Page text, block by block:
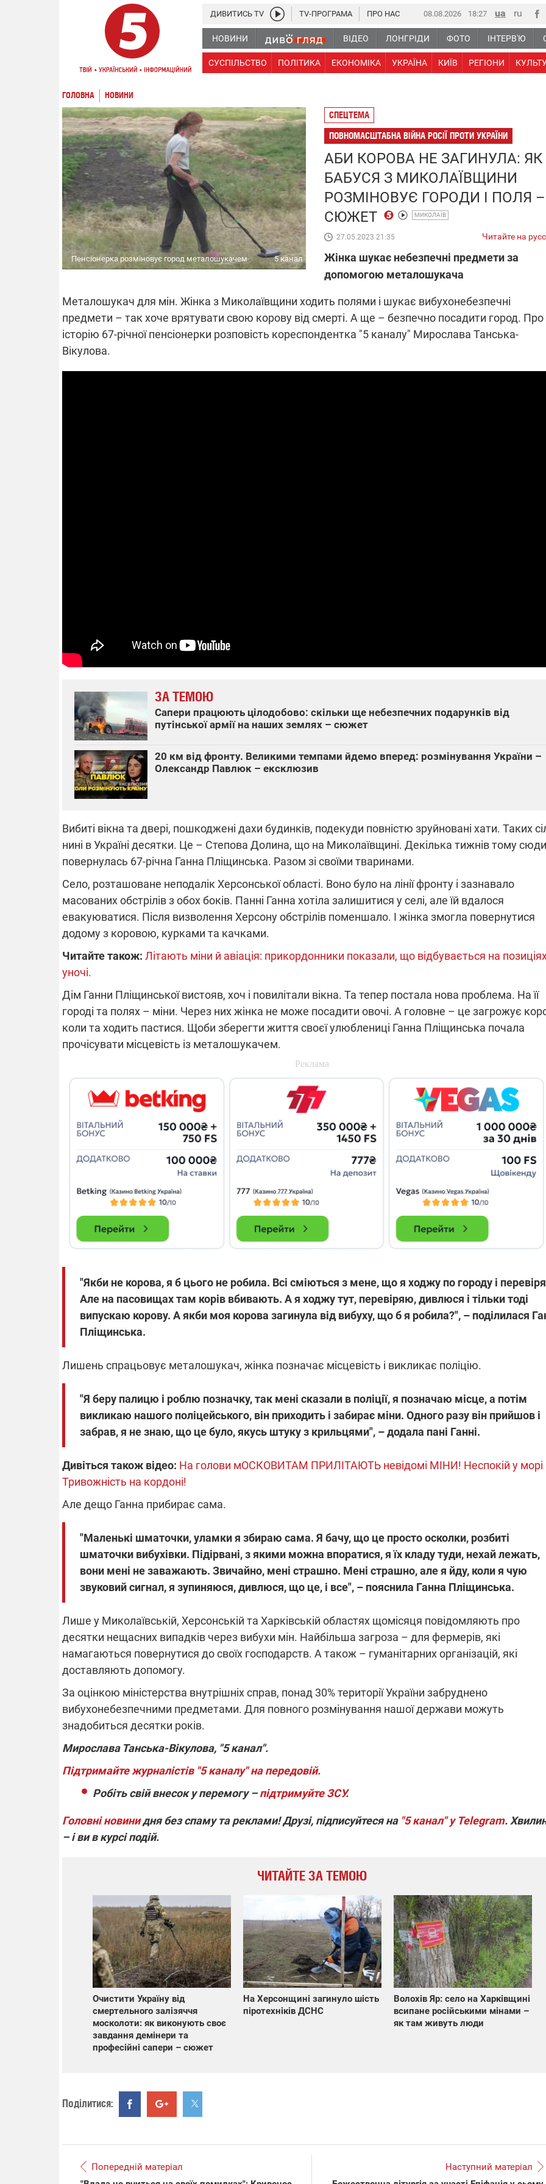
08.08.2026 18:27
НОВИНИ ВІДЕО ЛОНГРІДИ ФОТО ІНТЕРВ'Ю
СУСПІЛЬСТВО ПОЛІТИКА ЕКОНОМІКА УКРАЇНА КИЇВ РЕГІОНИ
ДИВИТИСЬ TV TV-ПРОГРАМА ПРО НАС
ГОЛОВНА НОВИНИ
Пенсіонерка розміновує город металошукачем 5 канал
СПЕЦТЕМА
ПОВНОМАСШТАБНА ВІЙНА РОСІЇ ПРОТИ УКРАЇНИ
АБИ КОРОВА НЕ ЗАГИНУЛА: ЯК
БАБУСЯ З МИКОЛАЇВЩИНИ
РОЗМІНОВУЄ ГОРОДИ І ПОЛЯ –
СЮЖЕТ
МИКОЛАЇВ
27.05.2023 21:35 Читайте на
Жінка шукає небезпечні предмети за
допомогою металошукача
Металошукач для мін. Жінка з Миколаївщини ходить полями і шукає вибухонебезпечні
предмети – так хоче врятувати свою корову від смерті. А ще – безпечно посадити город. Про
історію 67-річної пенсіонерки розповість кореспондентка "5 каналу" Мирослава Танська-
Вікулова.
ЗА ТЕМОЮ
Сапери працюють цілодобово: скільки ще небезпечних подарунків від
путінської армії на наших землях – сюжет
20 км від фронту. Великими темпами йдемо вперед: розмінування України –
Олександр Павлюк – ексклюзив
Вибиті вікна та двері, пошкоджені дахи будинків, подекуди повністю зруйновані хати. Таких
нині в Україні десятки. Це – Степова Долина, що на Миколаївщині. Декілька тижнів тому сюди
повернулась 67-річна Ганна Пліщинська. Разом зі своїми тваринами.
Село, розташоване неподалік Херсонської області. Воно було на лінії фронту і зазнавало
масованих обстрілів з обох боків. Панні Ганна хотіла залишитися у селі, але їй вдалося
евакуюватися. Після визволення Херсону обстрілів поменшало. І жінка змогла повернутися
додому з коровою, курками та качками.
Читайте також: Літають міни й авіація: прикордонники показали, що відбувається на
уночі.
Дім Ганни Пліщинської вистояв, хоч і повилітали вікна. Та тепер постала нова проблема. На її
городі та полях – міни. Через них жінка не може посадити овочі. А головне – це загрожує
коли та ходить пастися. Щоби зберегти життя своєї улюблениці Ганна Пліщинська почала
прочісувати місцевість із металошукачем.
"Якби не корова, я б цього не робила. Всі сміються з мене, що я ходжу по городу і
Але на пасовищах там корів вбивають. А я ходжу тут, перевіряю, дивлюся і тільки тоді
випускаю корову. А якби моя корова загинула від вибуху, що б я робила?", – поділилася
Пліщинська.
Лишень спрацьовує металошукач, жінка позначає місцевість і викликає поліцію.
"Я беру палицю і роблю позначку, так мені сказали в поліції, я позначаю місце, а потім
викликаю нашого поліцейського, він приходить і забирає міни. Одного разу він прийшов і
забрав, я не знаю, що це було, якусь штуку з крильцями", – додала пані Ганні.
Дивіться також відео: На голови мОСКОВИТАМ ПРИЛІТАЮТЬ невідомі МІНИ! Неспокій у морі
Тривожність на кордоні!
Але дещо Ганна прибирає сама.
"Маленькі шматочки, уламки я збираю сама. Я бачу, що це просто осколки, розбиті
шматочки вибухівки. Підірвані, з якими можна впоратися, я їх кладу туди, нехай лежать,
вони мені не заважають. Звичайно, мені страшно. Мені страшно, але я йду, коли я чую
звуковий сигнал, я зупиняюся, дивлюся, що це, і все", – пояснила Ганна Пліщинська.
Лише у Миколаївській, Херсонській та Харківській областях щомісяця повідомляють про
десятки нещасних випадків через вибухи мін. Найбільша загроза – для фермерів, які
намагаються повернутися до своїх господарств. А також – гуманітарних організацій, які
доставляють допомогу.
За оцінкою міністерства внутрішніх справ, понад 30% території України забруднено
вибухонебезпечними предметами. Для повного розмінування нашої держави можуть
знадобиться десятки років.
Мирослава Танська-Вікулова, "5 канал".
Підтримайте журналістів "5 каналу" на передовій.
Робіть свій внесок у перемогу –підтримуйте ЗСУ.
Головні новинидня без спаму та реклами! Друзі, підписуйтеся на "5 канал" у Telegram.
– і ви в курсі подій.
ЧИТАЙТЕ ЗА ТЕМОЮ
Очистити Україну від
смертельного залізяччя
москолоти: як виконують своє
завдання демінери та
професійні сапери – сюжет
На Херсонщині загинуло шість
піротехніків ДСНС
Волохів Яр: село на Харківщині
всипане російськими мінами –
як там живуть люди
Поділитися:
Попередній матеріал
Наступний матеріал
ВІДКЛЮЧЕННЯ СВІТЛА В УКРАЇНІ
областях залишається без світла після
ПЛІВКИ МІНДІЧА: СПРАВА
ОБОРУДОК ДРУГА
взялося за колишнього
бригад ЗСУ